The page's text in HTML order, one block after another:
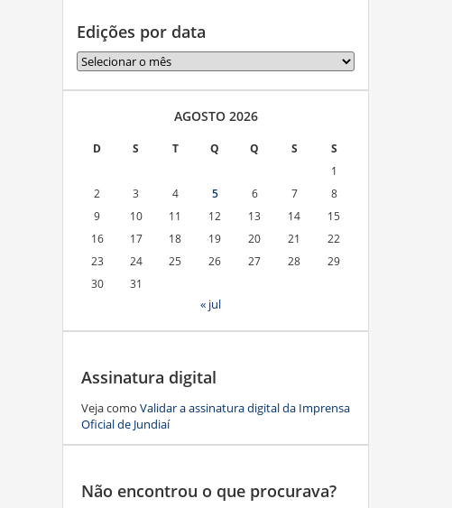
Edições por data
Edições
por
data
AGOSTO 2026
D S T Q Q S
S
1
2
3 4 5 6 7
8
9
10 11 12 13 14
15
16
17 18 19 20 21
22
23
24 25 26 27 28
29
30
31
« jul
Assinatura digital
Veja como Validar a assinatura digital da Imprensa
Oficial de Jundiaí
Não encontrou o que procurava?